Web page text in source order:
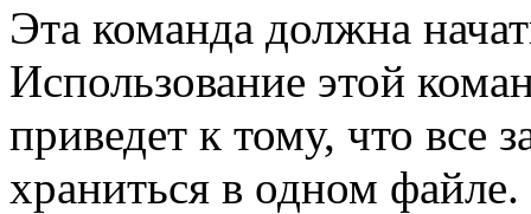
Эта команда должна
Использование этой
приведет к тому, что все
храниться в одном файле.